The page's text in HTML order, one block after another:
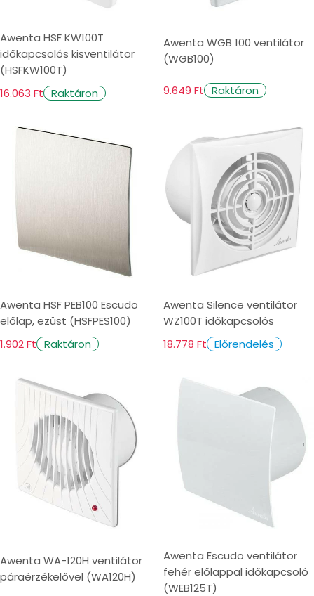
Awenta HSF KW100T
időkapcsolós kisventilátor
(HSFKW100T)
16.063 Ft Raktáron
Awenta WGB 100 ventilátor
(WGB100)
9.649 Ft Raktáron
Awenta HSF PEB100 Escudo
előlap, ezüst (HSFPES100)
1.902 Ft Raktáron
Awenta Silence ventilátor
WZ100T időkapcsolós
18.778 Ft Előrendelés
Awenta WA-120H ventilátor
páraérzékelővel (WA120H)
Awenta Escudo ventilátor
fehér előlappal időkapcsoló
(WEB125T)